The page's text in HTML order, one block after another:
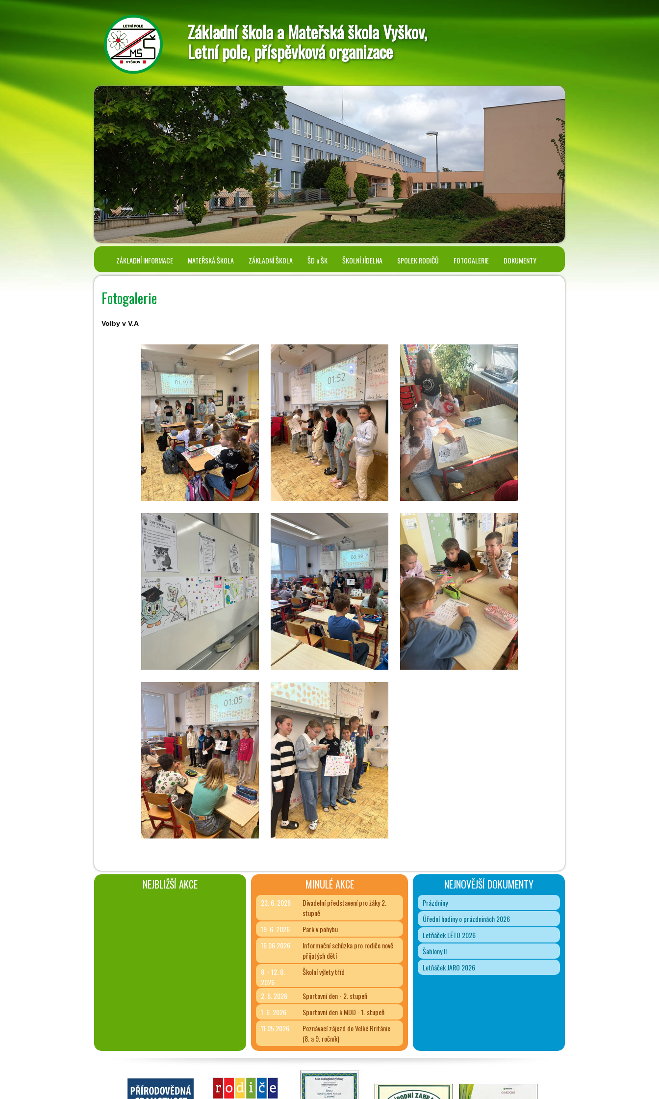
Základní škola a Mateřská škola Vyškov,
Letní pole, příspěvková organizace
ZÁKLADNÍ INFORMACE MATEŘSKÁ ŠKOLA ZÁKLADNÍ ŠKOLA ŠD a ŠK ŠKOLNÍ JÍDELNA SPOLEK RODIČŮ FOTOGALERIE DOKUMENTY
Fotogalerie
Volby v V.A
NEJBLIŽŠÍ AKCE MINULÉ AKCE
23. 6. 2026
Divadelní představení pro žáky 2.
stupně
19. 6. 2026
Park v pohybu
16.06.2026
Informační schůzka pro rodiče nově
přijatých dětí
8. - 12. 6.
2026
Školní výlety tříd
2. 6. 2026
Sportovní den - 2. stupeň
1. 6. 2026
Sportovní den k MDD - 1. stupeň
11.05.2026
Poznávací zájezd do Velké Británie
(8. a 9. ročník)
NEJNOVĚJŠÍ DOKUMENTY
Prázdniny
Úřední hodiny o prázdninách 2026
Letňáček LÉTO 2026
Šablony II
Letňáček JARO 2026